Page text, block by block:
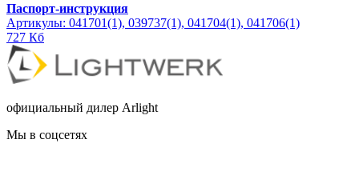
Паспорт-инструкция
Артикулы: 041701(1), 039737(1), 041704(1), 041706(1)
727 Кб
официальный дилер Arlight
Мы в соцсетях